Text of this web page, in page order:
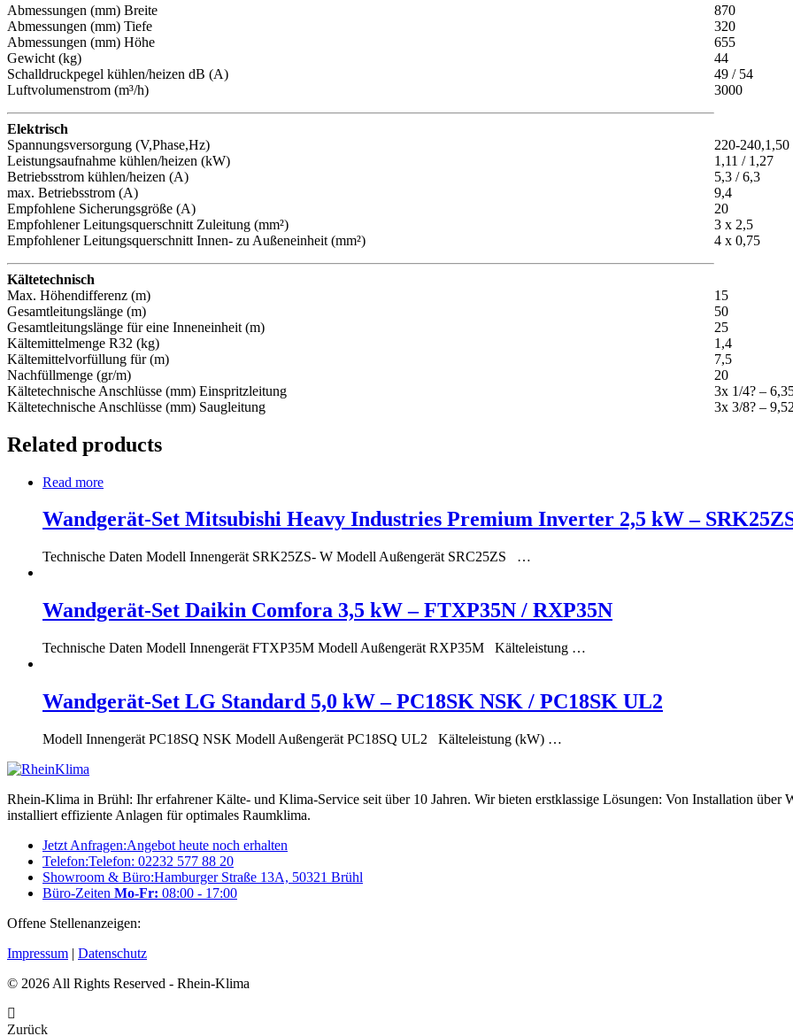
Abmessungen (mm) Breite
870
Abmessungen (mm) Tiefe
320
Abmessungen (mm) Höhe
655
Gewicht (kg)
44
Schalldruckpegel kühlen/heizen dB (A)
49 / 54
Luftvolumenstrom (m³/h)
3000
Elektrisch
Spannungsversorgung (V,Phase,Hz)
220-240,1,50
Leistungsaufnahme kühlen/heizen (kW)
1,11 / 1,27
Betriebsstrom kühlen/heizen (A)
5,3 / 6,3
max. Betriebsstrom (A)
9,4
Empfohlene Sicherungsgröße (A)
20
Empfohlener Leitungsquerschnitt Zuleitung (mm²)
3 x 2,5
Empfohlener Leitungsquerschnitt Innen- zu Außeneinheit (mm²)
4 x 0,75
Kältetechnisch
Max. Höhendifferenz (m)
15
Gesamtleitungslänge (m)
50
Gesamtleitungslänge für eine Inneneinheit (m)
25
Kältemittelmenge R32 (kg)
1,4
Kältemittelvorfüllung für (m)
7,5
Nachfüllmenge (gr/m)
20
Kältetechnische Anschlüsse (mm) Einspritzleitung
3x 1/4? –
Kältetechnische Anschlüsse (mm) Saugleitung
3x 3/8? –
Related products
Read more
Wandgerät-Set Mitsubishi Heavy Industries Premium Inverter 2,5 kW –
Technische Daten Modell Innengerät SRK25ZS- W Modell Außengerät SRC25ZS …
Wandgerät-Set Daikin Comfora 3,5 kW – FTXP35N / RXP35N
Technische Daten Modell Innengerät FTXP35M Modell Außengerät RXP35M Kälteleistung …
Wandgerät-Set LG Standard 5,0 kW – PC18SK NSK / PC18SK UL2
Modell Innengerät PC18SQ NSK Modell Außengerät PC18SQ UL2 Kälteleistung (kW) …
Rhein-Klima in Brühl: Ihr erfahrener Kälte- und Klima-Service seit über 10 Jahren. Wir bieten erstklassige Lösungen: Von Installation über
installiert effiziente Anlagen für optimales Raumklima.
Jetzt Anfragen:Angebot heute noch erhalten
Telefon:Telefon: 02232 577 88 20
Showroom & Büro:Hamburger Straße 13A, 50321 Brühl
Büro-Zeiten Mo-Fr: 08:00 - 17:00
Offene Stellenanzeigen:
Impressum | Datenschutz
© 2026 All Rights Reserved - Rhein-Klima
Zurück